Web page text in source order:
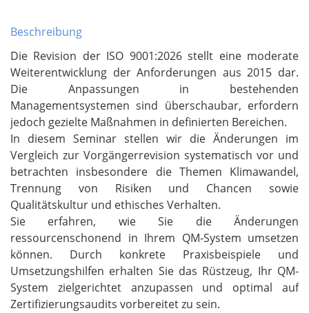
Beschreibung
Die Revision der ISO 9001:2026 stellt eine moderate
Weiterentwicklung der Anforderungen aus 2015 dar.
Die Anpassungen in bestehenden
Managementsystemen sind überschaubar, erfordern
jedoch gezielte Maßnahmen in definierten Bereichen.
In diesem Seminar stellen wir die Änderungen im
Vergleich zur Vorgängerrevision systematisch vor und
betrachten insbesondere die Themen Klimawandel,
Trennung von Risiken und Chancen sowie
Qualitätskultur und ethisches Verhalten.
Sie erfahren, wie Sie die Änderungen
ressourcenschonend in Ihrem QM-System umsetzen
können. Durch konkrete Praxisbeispiele und
Umsetzungshilfen erhalten Sie das Rüstzeug, Ihr QM-
System zielgerichtet anzupassen und optimal auf
Zertifizierungsaudits vorbereitet zu sein.